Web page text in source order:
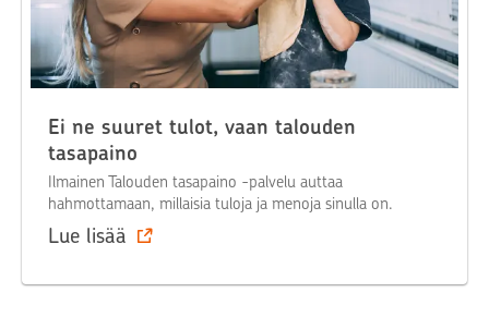
Ei ne suuret tulot, vaan talouden
tasapaino
Ilmainen Talouden tasapaino -palvelu auttaa
hahmottamaan, millaisia tuloja ja menoja sinulla on.
Lue lisää